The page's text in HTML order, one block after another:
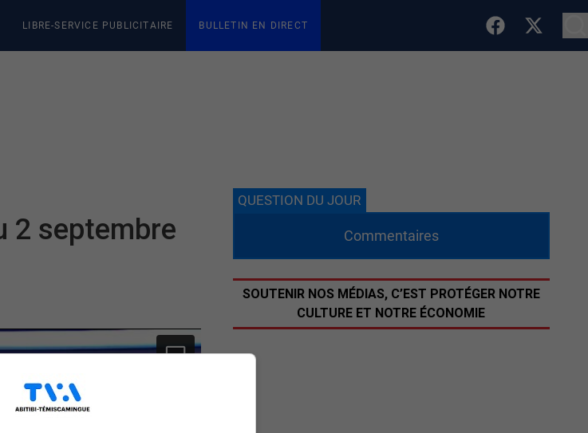
LIBRE-SERVICE PUBLICITAIRE BULLETIN EN DIRECT
2 septembre
QUESTION DU JOUR
Commentaires
SOUTENIR NOS MÉDIAS, C’EST PROTÉGER NOTRE
CULTURE ET NOTRE ÉCONOMIE